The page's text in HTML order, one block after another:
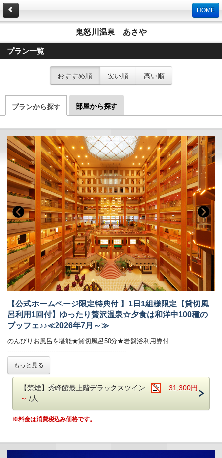
HOME
鬼怒川温泉 あさや
プラン一覧
おすすめ順 安い順 高い順
プランから探す 部屋から探す
【公式ホームページ限定特典付 】1日1組様限定【貸切風
呂利用1回付】ゆったり贅沢温泉☆夕食は和洋中100種の
ブッフェ♪♪≪2026年7月～≫
のんびりお風呂を堪能★貸切風呂50分★岩盤浴利用券付
------------------------------------------------------------
切風呂1室50分ご利用特典付き！
さらに公式HPご予約限定★岩盤浴1回ご利用特典も付いて、体の芯から
温まる温泉旅プランです。
◆特典◆
1．貸切風呂50分間ご利用可能！（お一部屋につき1回） ※貸切風呂の
もっと見る
【禁煙】秀峰館最上階デラックスツイン
31,300円
～ /人
※料金は消費税込み価格です。